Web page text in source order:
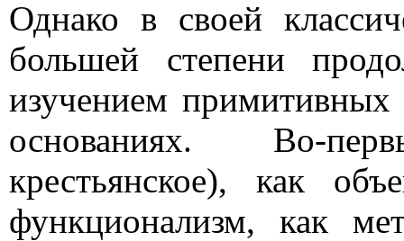
Однако в своей
большей степени
изучением примитивных
основаниях. Во-
крестьянское), как
функционализм, как